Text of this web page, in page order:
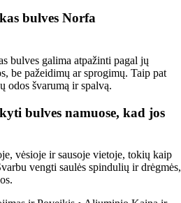
bulves Norfa
bulves galima atpažinti pagal jų
be pažeidimų ar sprogimų. Taip pat
odos švarumą ir spalvą.
bulves namuose, kad jos
vėsioje ir sausoje vietoje, tokių kaip
vengti saulės spindulių ir drėgmės,